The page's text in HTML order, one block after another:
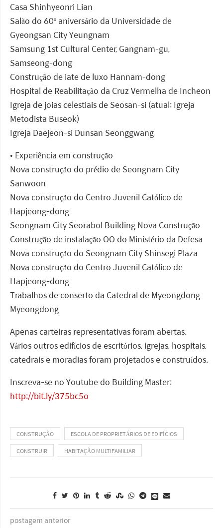
Casa Shinhyeonri Lian
Salão do 60º aniversário da Universidade de
Gyeongsan City Yeungnam
Samsung 1st Cultural Center, Gangnam-gu,
Samseong-dong
Construção de iate de luxo Hannam-dong
Hospital de Reabilitação da Cruz Vermelha de Incheon
Igreja de joias celestiais de Seosan-si (atual: Igreja
Metodista Buseok)
Igreja Daejeon-si Dunsan Seonggwang
• Experiência em construção
Nova construção do prédio de Seongnam City
Sanwoon
Nova construção do Centro Juvenil Católico de
Hapjeong-dong
Seongnam City Seorabol Building Nova Construção
Construção de instalação OO do Ministério da Defesa
Nova construção do Seongnam City Shinsegi Plaza
Nova construção do Centro Juvenil Católico de
Hapjeong-dong
Trabalhos de conserto da Catedral de Myeongdong
Myeongdong
Apenas carteiras representativas foram abertas.
Vários outros edifícios de escritórios, igrejas, hospitais,
catedrais e moradias foram projetados e construídos.
Inscreva-se no Youtube do Building Master:
http://bit.ly/375bc5o
CONSTRUÇÃO
ESCOLA DE PROPRIETÁRIOS DE EDIFÍCIOS
CONSTRUIR
HABITAÇÃO MULTIFAMILIAR
postagem anterior